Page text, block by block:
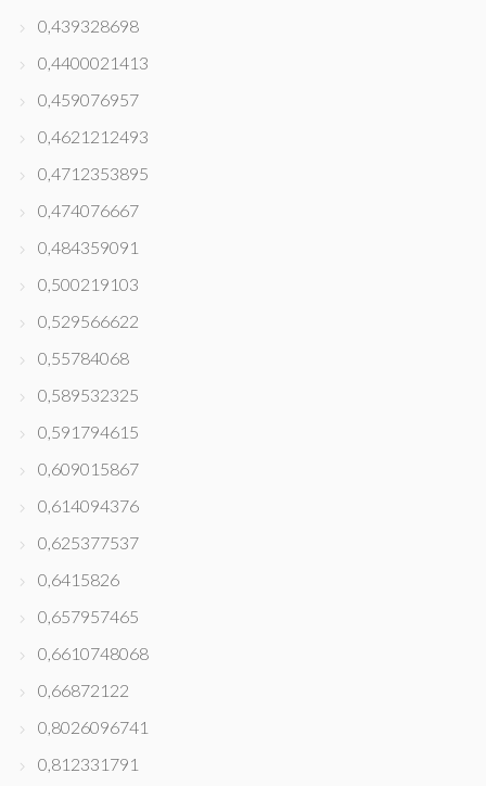
0,439328698
0,4400021413
0,459076957
0,4621212493
0,4712353895
0,474076667
0,484359091
0,500219103
0,529566622
0,55784068
0,589532325
0,591794615
0,609015867
0,614094376
0,625377537
0,6415826
0,657957465
0,6610748068
0,66872122
0,8026096741
0,812331791